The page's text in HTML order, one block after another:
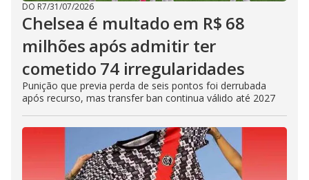
DO R7/31/07/2026
Chelsea é multado em R$ 68
milhões após admitir ter
cometido 74 irregularidades
Punição que previa perda de seis pontos foi derrubada
após recurso, mas transfer ban continua válido até 2027